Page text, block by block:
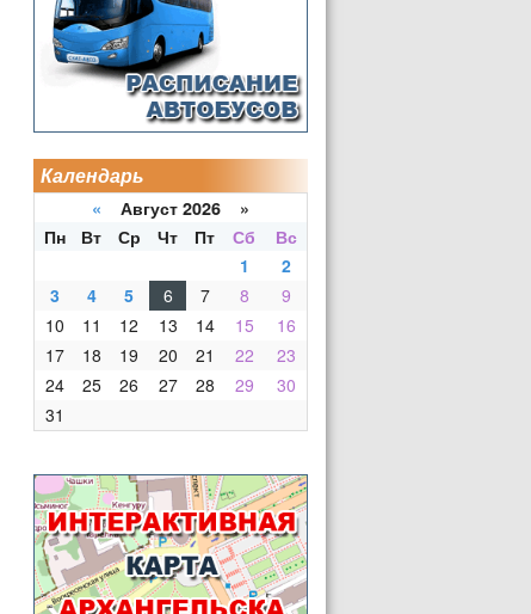
Календарь
« Август 2026 »
Пн
Вт Ср Чт Пт Сб
Вс
1
2
3
4 5 6 7 8
9
10
11 12 13 14 15
16
17
18 19 20 21 22
23
24
25 26 27 28 29
30
31